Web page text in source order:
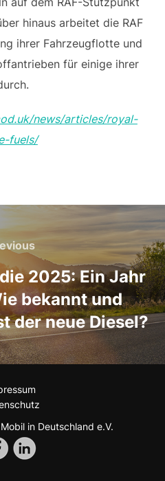
hinaus arbeitet die RAF
ihrer Fahrzeugflotte und
für einige ihrer
news/articles/royal-
fuels/
Previous
2025: Ein Jahr
bekannt und
der neue Diesel?
Mobil in Deutschland e.V.